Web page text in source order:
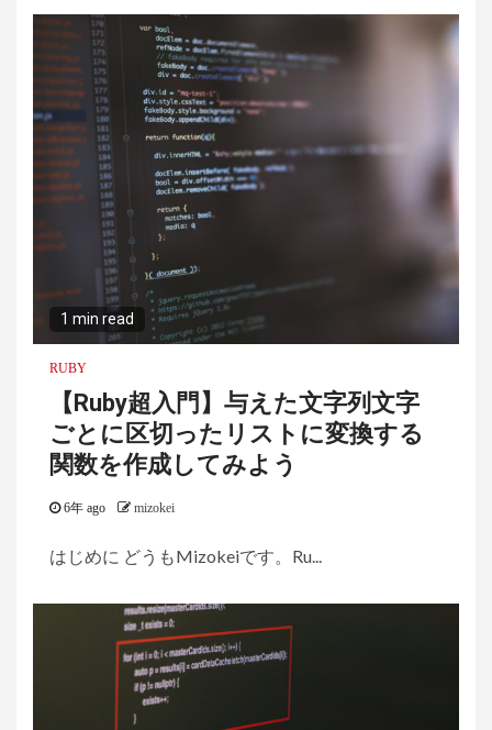
1 min read
RUBY
【Ruby超入門】与えた文字列文字
ごとに区切ったリストに変換する
関数を作成してみよう
6年 ago mizokei
はじめに どうもMizokeiです。Ru...